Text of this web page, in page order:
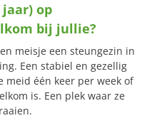
op
bij jullie?
meisje een steungezin in
Een stabiel en gezellig
meid één keer per week of
is. Een plek waar ze